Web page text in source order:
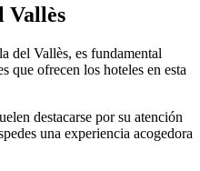
Vallès
del Vallès, es fundamental
que ofrecen los hoteles en esta
destacarse por su atención
una experiencia acogedora